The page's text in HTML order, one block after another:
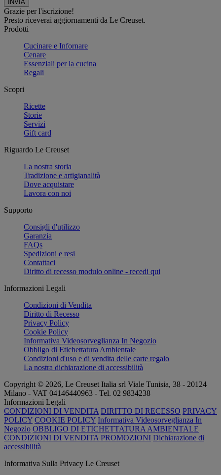
Grazie per l'iscrizione!
Presto riceverai aggiornamenti da Le Creuset.
Prodotti
Cucinare e Infornare
Cenare
Essenziali per la cucina
Regali
Scopri
Ricette
Storie
Servizi
Gift card
Riguardo Le Creuset
La nostra storia
Tradizione e artigianalità
Dove acquistare
Lavora con noi
Supporto
Consigli d'utilizzo
Garanzia
FAQs
Spedizioni e resi
Contattaci
Diritto di recesso modulo online - recedi qui
Informazioni Legali
Condizioni di Vendita
Diritto di Recesso
Privacy Policy
Cookie Policy
Informativa Videosorveglianza In Negozio
Obbligo di Etichettatura Ambientale
Condizioni d'uso e di vendita delle carte regalo
La nostra dichiarazione di accessibilità
Copyright © 2026, Le Creuset Italia srl ​​Viale Tunisia, 38 - 20124
Milano - VAT 04146440963 - Tel. 02 9834238
Informazioni Legali
CONDIZIONI DI VENDITA DIRITTO DI RECESSO PRIVACY
POLICY COOKIE POLICY Informativa Videosorveglianza In
Negozio OBBLIGO DI ETICHETTATURA AMBIENTALE
CONDIZIONI DI VENDITA PROMOZIONI Dichiarazione di
accessibilità
Informativa Sulla Privacy Le Creuset